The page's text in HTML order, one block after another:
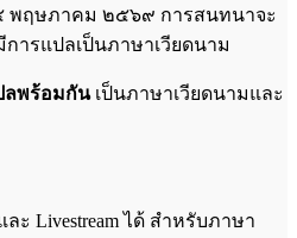
พฤษภาคม ๒๕๖๙ การสนทนาจะ
ารแปลเป็นภาษาเวียดนาม
ลพร้อมกันเป็นภาษาเวียดนามและ
ะ Livestream ได้ สำหรับภาษา